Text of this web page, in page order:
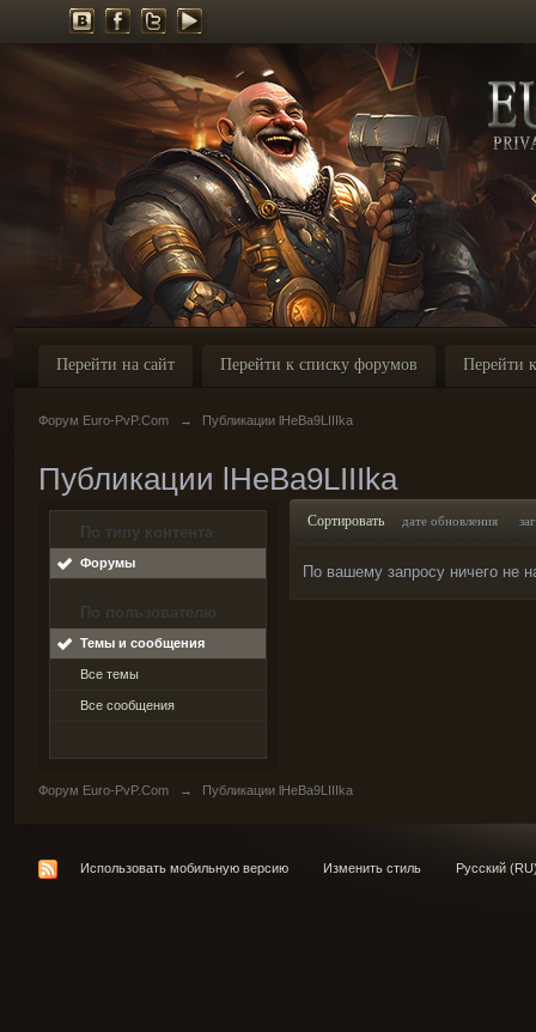
Перейти на сайт Перейти к списку форумов Перейти
Форум Euro-PvP.Com → Публикации lHeBa9LIIIka
Публикации lHeBa9LIIIka
По типу контента
Форумы
По пользователю
Темы и сообщения
Все темы
Все сообщения
Сортировать дате обновления
По вашему запросу ничего не
Форум Euro-PvP.Com → Публикации lHeBa9LIIIka
Использовать мобильную версию Изменить стиль Русский